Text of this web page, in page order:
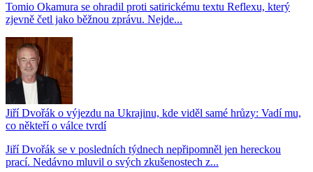
Tomio Okamura se ohradil proti satirickému textu Reflexu, který
zjevně četl jako běžnou zprávu. Nejde...
Jiří Dvořák o výjezdu na Ukrajinu, kde viděl samé hrůzy: Vadí mu,
co někteří o válce tvrdí
Jiří Dvořák se v posledních týdnech nepřipomněl jen hereckou
prací. Nedávno mluvil o svých zkušenostech z...